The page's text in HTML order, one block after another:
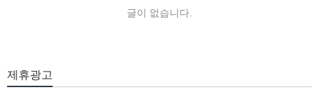
글이 없습니다.
제휴광고